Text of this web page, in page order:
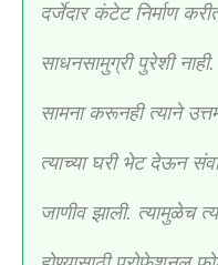
दर्जेदार कंटेट निर्माण
साधनसामुग्री पुरेशी
सामना करूनही त्याने
त्याच्या घरी भेट देऊन
जाणीव झाली. त्यामुळेच